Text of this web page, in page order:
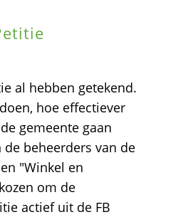
al hebben getekend.
hoe effectiever
gemeente gaan
beheerders van de
"Winkel en
om de
actief uit de FB